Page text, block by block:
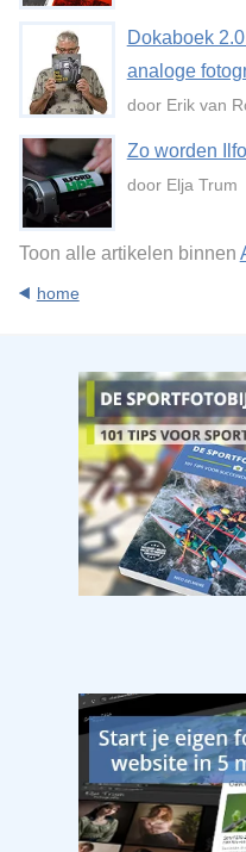
Dokaboek
analoge
door Erik van
Zo worden
door Elja Trum
Toon alle artikelen binnen
home